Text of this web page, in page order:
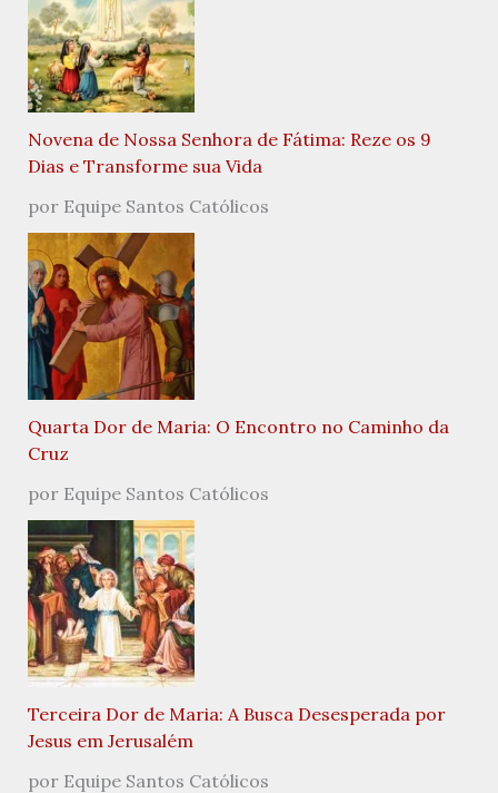
Novena de Nossa Senhora de Fátima: Reze os 9
Dias e Transforme sua Vida
por Equipe Santos Católicos
Quarta Dor de Maria: O Encontro no Caminho da
Cruz
por Equipe Santos Católicos
Terceira Dor de Maria: A Busca Desesperada por
Jesus em Jerusalém
por Equipe Santos Católicos